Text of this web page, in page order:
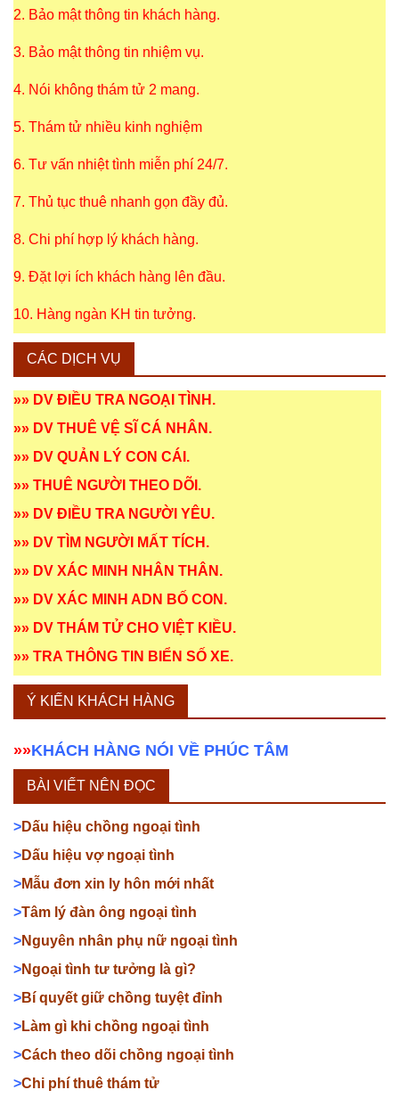
2. Bảo mật thông tin khách hàng.
3. Bảo mật thông tin nhiệm vụ.
4. Nói không thám tử 2 mang.
5. Thám tử nhiều kinh nghiệm
6. Tư vấn nhiệt tình miễn phí 24/7.
7. Thủ tục thuê nhanh gọn đầy đủ.
8. Chi phí hợp lý khách hàng.
9. Đặt lợi ích khách hàng lên đầu.
10. Hàng ngàn KH tin tưởng.
CÁC DỊCH VỤ
»» DV ĐIỀU TRA NGOẠI TÌNH .
»» DV THUÊ VỆ SĨ CÁ NHÂN .
»» DV QUẢN LÝ CON CÁI .
»» THUÊ NGƯỜI THEO DÕI .
»» DV ĐIỀU TRA NGƯỜI YÊU.
»» DV TÌM NGƯỜI MẤT TÍCH .
»» DV XÁC MINH NHÂN THÂN .
»» DV XÁC MINH ADN BỐ CON .
»» DV THÁM TỬ CHO VIỆT KIỀU.
»» TRA THÔNG TIN BIỂN SỐ XE.
Ý KIẾN KHÁCH HÀNG
»»KHÁCH HÀNG NÓI VỀ PHÚC TÂM
BÀI VIẾT NÊN ĐỌC
>Dấu hiệu chồng ngoại tình
>Dấu hiệu vợ ngoại tình
>Mẫu đơn xin ly hôn mới nhất
>Tâm lý đàn ông ngoại tình
>Nguyên nhân phụ nữ ngoại tình
>Ngoại tình tư tưởng là gì?
>Bí quyết giữ chồng tuyệt đỉnh
>Làm gì khi chồng ngoại tình
>Cách theo dõi chồng ngoại tình
>Chi phí thuê thám tử